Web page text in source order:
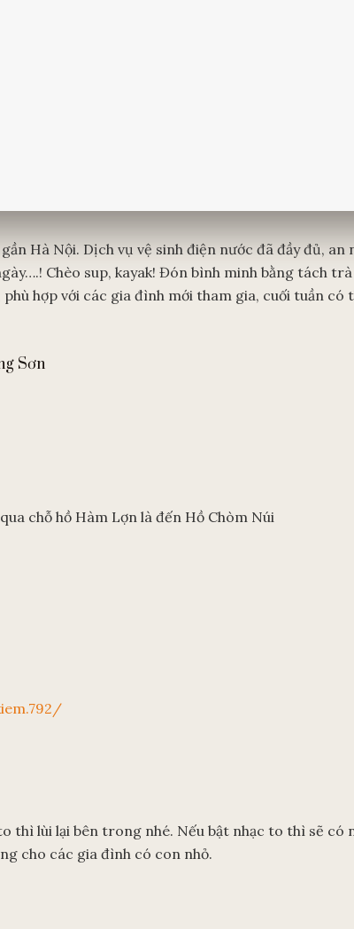
Hà Nội. Dịch vụ vệ sinh điện nước đã đầy đủ, an
Chèo sup, kayak! Đón bình minh bằng tách
hợp với các gia đình mới tham gia, cuối tuần có
Sơn
chỗ hồ Hàm Lợn là đến Hồ Chòm Núi
thì lùi lại bên trong nhé. Nếu bật nhạc to thì sẽ có
cho các gia đình có con nhỏ.